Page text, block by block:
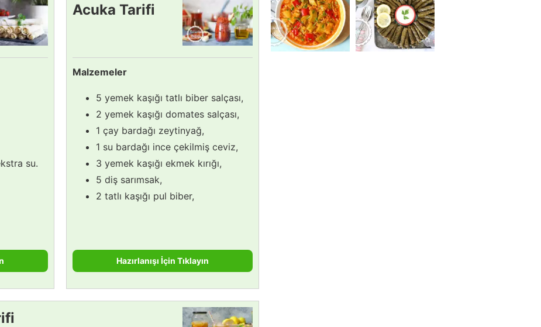
su.
Acuka Tarifi
Malzemeler
5 yemek kaşığı tatlı biber salçası,
2 yemek kaşığı domates salçası,
1 çay bardağı zeytinyağ,
1 su bardağı ince çekilmiş ceviz,
3 yemek kaşığı ekmek kırığı,
5 diş sarımsak,
2 tatlı kaşığı pul biber,
Hazırlanışı İçin Tıklayın